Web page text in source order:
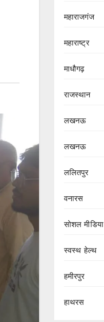
महाराजगंज
महाराष्ट्र
माधौगढ़
राजस्थान
लखनऊ
लखनऊ
ललितपुर
वनारस
सोशल मीडिया
स्वस्थ हेल्थ
हमीरपुर
हाथरस